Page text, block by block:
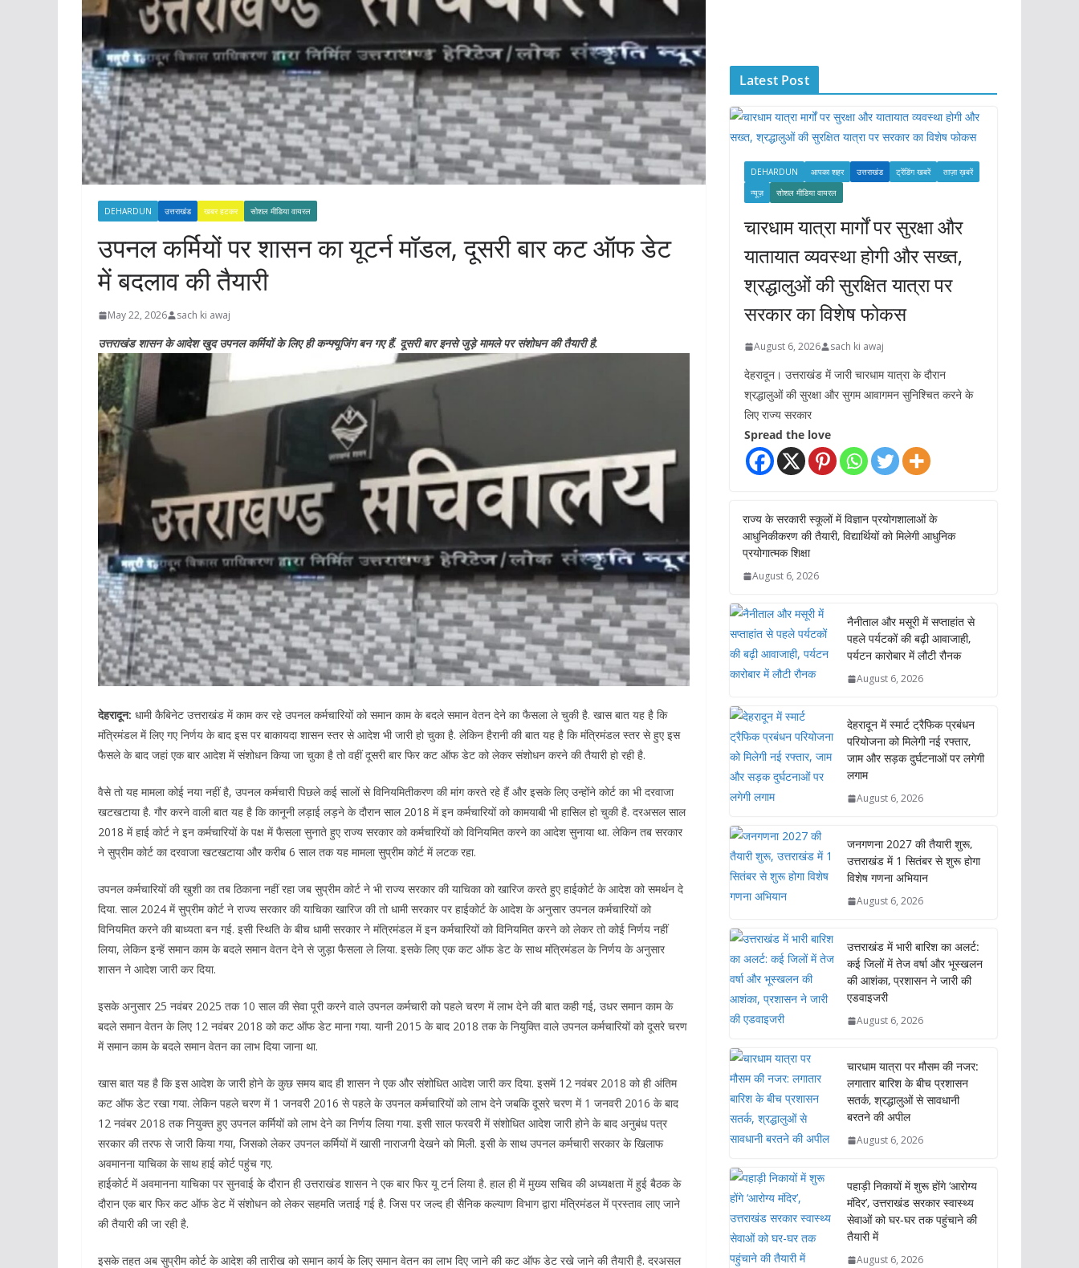
DEHARDUN उत्तराखंड खबर हटकर सोशल मीडिया वायरल
उपनल कर्मियों पर शासन का यूटर्न मॉडल, दूसरी बार कट ऑफ डेट
में बदलाव की तैयारी
May 22, 2026 sach ki awaj
उत्तराखंड शासन के आदेश खुद उपनल कर्मियों के लिए ही कन्फ्यूजिंग बन गए हैं. दूसरी बार इनसे जुड़े मामले पर संशोधन की तैयारी है.
देहरादून: धामी कैबिनेट उत्तराखंड में काम कर रहे उपनल कर्मचारियों को समान काम के बदले समान वेतन देने का फैसला ले चुकी है. खास बात यह है कि
मंत्रिमंडल में लिए गए निर्णय के बाद इस पर बाकायदा शासन स्तर से आदेश भी जारी हो चुका है. लेकिन हैरानी की बात यह है कि मंत्रिमंडल स्तर से हुए इस
फैसले के बाद जहां एक बार आदेश में संशोधन किया जा चुका है तो वहीं दूसरी बार फिर कट ऑफ डेट को लेकर संशोधन करने की तैयारी हो रही है.
वैसे तो यह मामला कोई नया नहीं है, उपनल कर्मचारी पिछले कई सालों से विनियमितीकरण की मांग करते रहे हैं और इसके लिए उन्होंने कोर्ट का भी दरवाजा
खटखटाया है. गौर करने वाली बात यह है कि कानूनी लड़ाई लड़ने के दौरान साल 2018 में इन कर्मचारियों को कामयाबी भी हासिल हो चुकी है. दरअसल साल
2018 में हाई कोर्ट ने इन कर्मचारियों के पक्ष में फैसला सुनाते हुए राज्य सरकार को कर्मचारियों को विनियमित करने का आदेश सुनाया था. लेकिन तब सरकार
ने सुप्रीम कोर्ट का दरवाजा खटखटाया और करीब 6 साल तक यह मामला सुप्रीम कोर्ट में लटक रहा.
उपनल कर्मचारियों की खुशी का तब ठिकाना नहीं रहा जब सुप्रीम कोर्ट ने भी राज्य सरकार की याचिका को खारिज करते हुए हाईकोर्ट के आदेश को समर्थन दे
दिया. साल 2024 में सुप्रीम कोर्ट ने राज्य सरकार की याचिका खारिज की तो धामी सरकार पर हाईकोर्ट के आदेश के अनुसार उपनल कर्मचारियों को
विनियमित करने की बाध्यता बन गई. इसी स्थिति के बीच धामी सरकार ने मंत्रिमंडल में इन कर्मचारियों को विनियमित करने को लेकर तो कोई निर्णय नहीं
लिया, लेकिन इन्हें समान काम के बदले समान वेतन देने से जुड़ा फैसला ले लिया. इसके लिए एक कट ऑफ डेट के साथ मंत्रिमंडल के निर्णय के अनुसार
शासन ने आदेश जारी कर दिया.
इसके अनुसार 25 नवंबर 2025 तक 10 साल की सेवा पूरी करने वाले उपनल कर्मचारी को पहले चरण में लाभ देने की बात कही गई, उधर समान काम के
बदले समान वेतन के लिए 12 नवंबर 2018 को कट ऑफ डेट माना गया. यानी 2015 के बाद 2018 तक के नियुक्ति वाले उपनल कर्मचारियों को दूसरे चरण
में समान काम के बदले समान वेतन का लाभ दिया जाना था.
खास बात यह है कि इस आदेश के जारी होने के कुछ समय बाद ही शासन ने एक और संशोधित आदेश जारी कर दिया. इसमें 12 नवंबर 2018 को ही अंतिम
कट ऑफ डेट रखा गया. लेकिन पहले चरण में 1 जनवरी 2016 से पहले के उपनल कर्मचारियों को लाभ देने जबकि दूसरे चरण में 1 जनवरी 2016 के बाद
12 नवंबर 2018 तक नियुक्त हुए उपनल कर्मियों को लाभ देने का निर्णय लिया गया. इसी साल फरवरी में संशोधित आदेश जारी होने के बाद अनुबंध पत्र
सरकार की तरफ से जारी किया गया, जिसको लेकर उपनल कर्मियों में खासी नाराजगी देखने को मिली. इसी के साथ उपनल कर्मचारी सरकार के खिलाफ
अवमानना याचिका के साथ हाई कोर्ट पहुंच गए.
हाईकोर्ट में अवमानना याचिका पर सुनवाई के दौरान ही उत्तराखंड शासन ने एक बार फिर यू टर्न लिया है. हाल ही में मुख्य सचिव की अध्यक्षता में हुई बैठक के
दौरान एक बार फिर कट ऑफ डेट में संशोधन को लेकर सहमति जताई गई है. जिस पर जल्द ही सैनिक कल्याण विभाग द्वारा मंत्रिमंडल में प्रस्ताव लाए जाने
की तैयारी की जा रही है.
इसके तहत अब सुप्रीम कोर्ट के आदेश की तारीख को समान कार्य के लिए समान वेतन का लाभ दिए जाने की कट ऑफ डेट रखे जाने की तैयारी है. दरअसल
e
s
Latest Post
DEHARDUN आपका शहर उत्तराखंड ट्रेंडिंग खबरें
ताज़ा ख़बरें
न्यूज़
सोशल मीडिया वायरल
चारधाम यात्रा मार्गों पर सुरक्षा और
यातायात व्यवस्था होगी और सख्त,
श्रद्धालुओं की सुरक्षित यात्रा पर
सरकार का विशेष फोकस
August 6, 2026 sach ki awaj
देहरादून। उत्तराखंड में जारी चारधाम यात्रा के दौरान
श्रद्धालुओं की सुरक्षा और सुगम आवागमन सुनिश्चित करने के
लिए राज्य सरकार
Spread the love
राज्य के सरकारी स्कूलों में विज्ञान प्रयोगशालाओं के
आधुनिकीकरण की तैयारी, विद्यार्थियों को मिलेगी आधुनिक
प्रयोगात्मक शिक्षा
August 6, 2026
नैनीताल और मसूरी में सप्ताहांत से
पहले पर्यटकों की बढ़ी आवाजाही,
पर्यटन कारोबार में लौटी रौनक
August 6, 2026
देहरादून में स्मार्ट ट्रैफिक प्रबंधन
परियोजना को मिलेगी नई रफ्तार,
जाम और सड़क दुर्घटनाओं पर लगेगी
लगाम
August 6, 2026
जनगणना 2027 की तैयारी शुरू,
उत्तराखंड में 1 सितंबर से शुरू होगा
विशेष गणना अभियान
August 6, 2026
उत्तराखंड में भारी बारिश का अलर्ट:
कई जिलों में तेज वर्षा और भूस्खलन
की आशंका, प्रशासन ने जारी की
एडवाइजरी
August 6, 2026
चारधाम यात्रा पर मौसम की नजर:
लगातार बारिश के बीच प्रशासन
सतर्क, श्रद्धालुओं से सावधानी
बरतने की अपील
August 6, 2026
पहाड़ी निकायों में शुरू होंगे ‘आरोग्य
मंदिर’, उत्तराखंड सरकार स्वास्थ्य
सेवाओं को घर-घर तक पहुंचाने की
तैयारी में
August 6, 2026